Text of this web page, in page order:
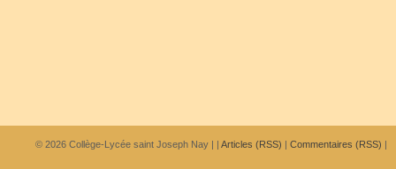
© 2026 Collège-Lycée saint Joseph Nay | | Articles (RSS) | Commentaires (RSS) |